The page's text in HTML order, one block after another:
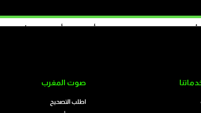
نحو سبتة المحتلة؟ بفعل الفقر أم التلاعب أم انسداد الأفق؟
صوت المغرب
اطلب التصحيح